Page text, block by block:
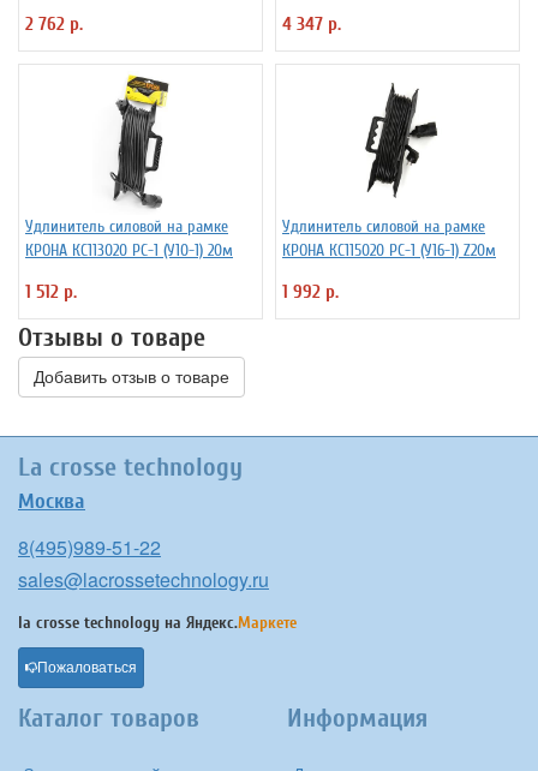
2 762 р. 4 347 р.
Удлинитель силовой на рамке
КРОНА КС113020 РС-1 (У10-1) 20м
1 512 р.
Удлинитель силовой на рамке
КРОНА КС115020 РС-1 (У16-1) Z20м
1 992 р.
Отзывы о товаре
Добавить отзыв о товаре
La crosse technology
Москва
8(495)989-51-22
sales@lacrossetechnology.ru
la crosse technology на Яндекс.Маркете
Пожаловаться
Каталог товаров Информация